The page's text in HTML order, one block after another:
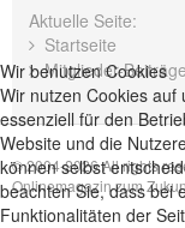
Aktuelle Seite:
Startseite
Mitglieder-Beiträge
© 2004-2026 All rights
Onlinemagazin zum
Wir benutzen Cookies
Wir nutzen Cookies auf
essenziell für den
Website und die
können selbst
beachten Sie, dass bei
Funktionalitäten der